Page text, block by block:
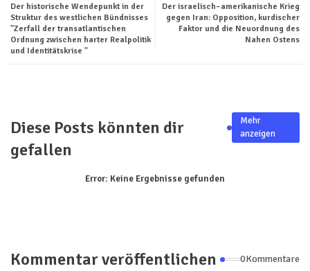
ter tsa
Der israelisch–amerikanische Krieg
gegen Iran: Opposition, kurdischer
Faktor und die Neuordnung des
Nahen Ostens
Der historische Wendepunkt in der
Struktur des westlichen Bündnisses
"Zerfall der transatlantischen
Ordnung zwischen harter Realpolitik
und Identitätskrise "
Diese Posts könnten dir
gefallen
Mehr
anzeigen
Error: Keine Ergebnisse gefunden
Kommentar veröffentlichen 0Kommentare